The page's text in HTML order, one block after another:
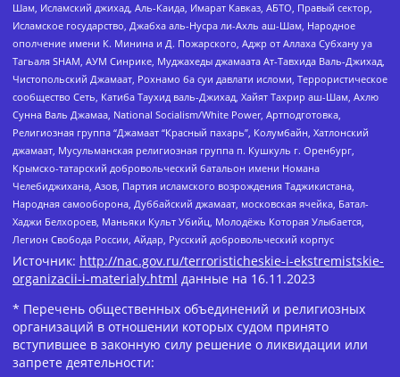
Шам, Исламский джихад, Аль-Каида, Имарат Кавказ, АБТО, Правый сектор,
Исламское государство, Джабха аль-Нусра ли-Ахль аш-Шам, Народное
ополчение имени К. Минина и Д. Пожарского, Аджр от Аллаха Субхану уа
Тагьаля SHAM, АУМ Синрике, Муджахеды джамаата Ат-Тавхида Валь-Джихад,
Чистопольский Джамаат, Рохнамо ба суи давлати исломи, Террористическое
сообщество Сеть, Катиба Таухид валь-Джихад, Хайят Тахрир аш-Шам, Ахлю
Сунна Валь Джамаа, National Socialism/White Power, Артподготовка,
Религиозная группа “Джамаат “Красный пахарь”, Колумбайн, Хатлонский
джамаат, Мусульманская религиозная группа п. Кушкуль г. Оренбург,
Крымско-татарский добровольческий батальон имени Номана
Челебиджихана, Азов, Партия исламского возрождения Таджикистана,
Народная самооборона, Дуббайский джамаат, московская ячейка, Батал-
Хаджи Белхороев, Маньяки Культ Убийц, Молодёжь Которая Улыбается,
Легион Свобода России, Айдар, Русский добровольческий корпус
Источник: http://nac.gov.ru/terroristicheskie-i-ekstremistskie-
organizacii-i-materialy.html данные на 16.11.2023
* Перечень общественных объединений и религиозных
организаций в отношении которых судом принято
вступившее в законную силу решение о ликвидации или
запрете деятельности: